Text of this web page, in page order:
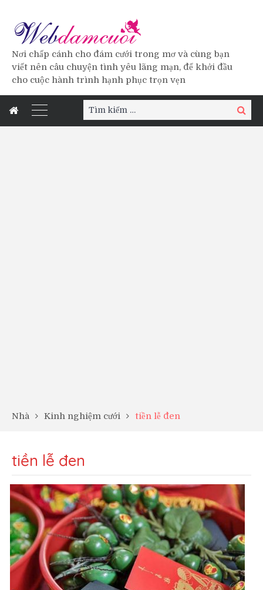
Nơi chấp cánh cho đám cưới trong mơ và cùng bạn
viết nên câu chuyện tình yêu lãng mạn, để khởi đầu
cho cuộc hành trình hạnh phục trọn vẹn
Tìm
kiếm:
Tìm
kiếm
Nhà Kinh nghiệm cưới tiền lễ đen
tiền lễ đen